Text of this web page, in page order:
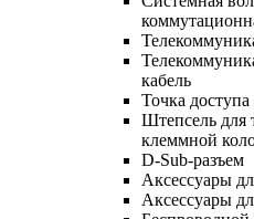
кабель
Точка
Штепсель для
клеммной
D-Sub-разъем
Аксессуары
Аксессуары